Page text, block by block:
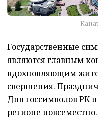
Государственные
являются главным
вдохновляющим
свершения.
Дня госсимволов РК
регионе повсеместно.